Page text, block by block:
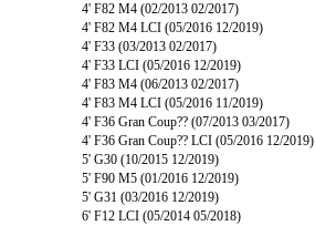
4' F82 M4 (02/2013 02/2017)
4' F82 M4 LCI (05/2016 12/2019)
4' F33 (03/2013 02/2017)
4' F33 LCI (05/2016 12/2019)
4' F83 M4 (06/2013 02/2017)
4' F83 M4 LCI (05/2016 11/2019)
4' F36 Gran Coup?? (07/2013 03/2017)
4' F36 Gran Coup?? LCI (05/2016 12/2019)
5' G30 (10/2015 12/2019)
5' F90 M5 (01/2016 12/2019)
5' G31 (03/2016 12/2019)
6' F12 LCI (05/2014 05/2018)